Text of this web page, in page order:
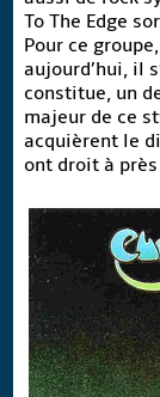
To The Edge
Pour ce
aujourd’hui, il
constitue, un
majeur de ce
acquièrent le
ont droit à près